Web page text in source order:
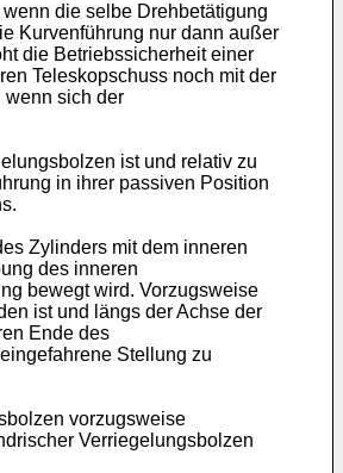
die selbe Drehbetätigung
Kurvenführung nur dann außer
die Betriebssicherheit einer
Teleskopschuss noch mit der
wenn sich der
ist und relativ zu
in ihrer passiven Position
Zylinders mit dem inneren
des inneren
bewegt wird. Vorzugsweise
ist und längs der Achse der
Ende des
Stellung zu
vorzugsweise
Verriegelungsbolzen